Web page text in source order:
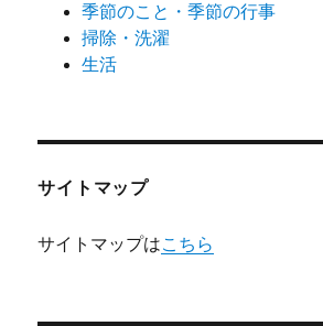
季節のこと・季節の行事
掃除・洗濯
生活
サイトマップ
サイトマップはこちら